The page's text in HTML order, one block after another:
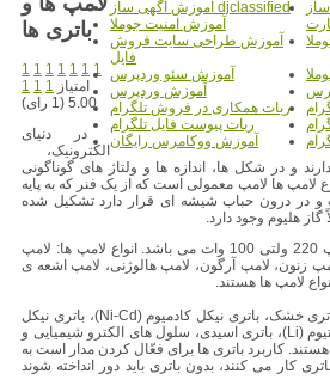
آموزش آگهی ساز djclassified
آموزش امنیت جوملا
آموزش طراحی سایت فروش
فایل
آموزش سئو وردپرس
آموزش وردپرس
ربات همکاری در فروش تلگرام
ربات پیوست فایل تلگرام
آموزش ووکامرس رایگان
باتری ها
1 1 1 1 1 1 1
1 1 1 امتیاز
5.00 (1 رای)
در دنیای
الکترونیک،
و در شکل ها، اندازه ها و ولتاژ های گوناگونی
لامپ ها لامپ معمولی است که از یک فنر که به پایه
در درون حباب شیشه ای قرار دارد تشکیل شده
هلیوم وجود دارد.
متداول ترین لامپ معمولی لامپ 220 ولتی 100 وات می باشد. انواع لامپ ها: لامپ
زنون، لامپ آرگون، لامپ هالوژنی، لامپ اشعه ی
باتری ها انواع گوناگونی دارند. باتری خشک، باتری نیکل کادمیوم (Ni-Cd)، باتری نیکل
متال هایدرید (Ni-MH)، باتری لیتیوم (Li)، باتری اسیدی، سلول های الکترو شیمیایی و
هستند. کاربرد باتری ها برای فعّال کردن مدار است به
کار می کنند، بدون باتری باید دور انداخته شوند